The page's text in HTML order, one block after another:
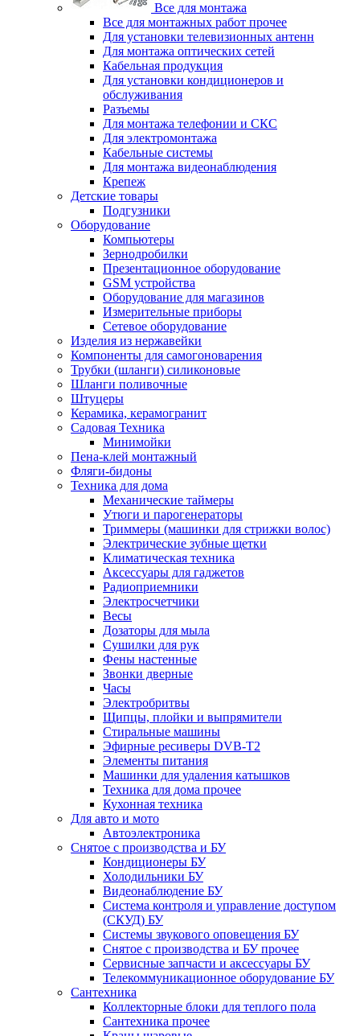
Все для монтажа
Все для монтажных работ прочее
Для установки телевизионных антенн
Для монтажа оптических сетей
Кабельная продукция
Для установки кондиционеров и
обслуживания
Разъемы
Для монтажа телефонии и СКС
Для электромонтажа
Кабельные системы
Для монтажа видеонаблюдения
Крепеж
Детские товары
Подгузники
Оборудование
Компьютеры
Зернодробилки
Презентационное оборудование
GSM устройства
Оборудование для магазинов
Измерительные приборы
Сетевое оборудование
Изделия из нержавейки
Компоненты для самогоноварения
Трубки (шланги) силиконовые
Шланги поливочные
Штуцеры
Керамика, керамогранит
Садовая Техника
Минимойки
Пена-клей монтажный
Фляги-бидоны
Техника для дома
Механические таймеры
Утюги и парогенераторы
Триммеры (машинки для стрижки волос)
Электрические зубные щетки
Климатическая техника
Аксессуары для гаджетов
Радиоприемники
Электросчетчики
Весы
Дозаторы для мыла
Сушилки для рук
Фены настенные
Звонки дверные
Часы
Электробритвы
Щипцы, плойки и выпрямители
Стиральные машины
Эфирные ресиверы DVB-T2
Элементы питания
Машинки для удаления катышков
Техника для дома прочее
Кухонная техника
Для авто и мото
Автоэлектроника
Снятое с производства и БУ
Кондиционеры БУ
Холодильники БУ
Видеонаблюдение БУ
Система контроля и управление доступом
(СКУД) БУ
Системы звукового оповещения БУ
Снятое с производства и БУ прочее
Сервисные запчасти и аксессуары БУ
Телекоммуникационное оборудование БУ
Сантехника
Коллекторные блоки для теплого пола
Сантехника прочее